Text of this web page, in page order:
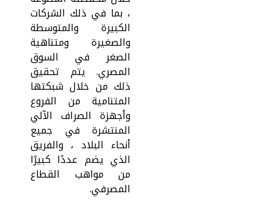
، بما في ذلك الشركات
الكبيرة والمتوسطة
والصغيرة ومتناهية
الصغر في السوق
المصري. يتم تحقيق
ذلك من خلال شبكتها
المتنامية من الفروع
وأجهزة الصراف الآلي
المنتشرة في جميع
أنحاء البلاد ، والفريق
الذي يضم عددًا كبيرًا
من مواهب القطاع
المصرفي.